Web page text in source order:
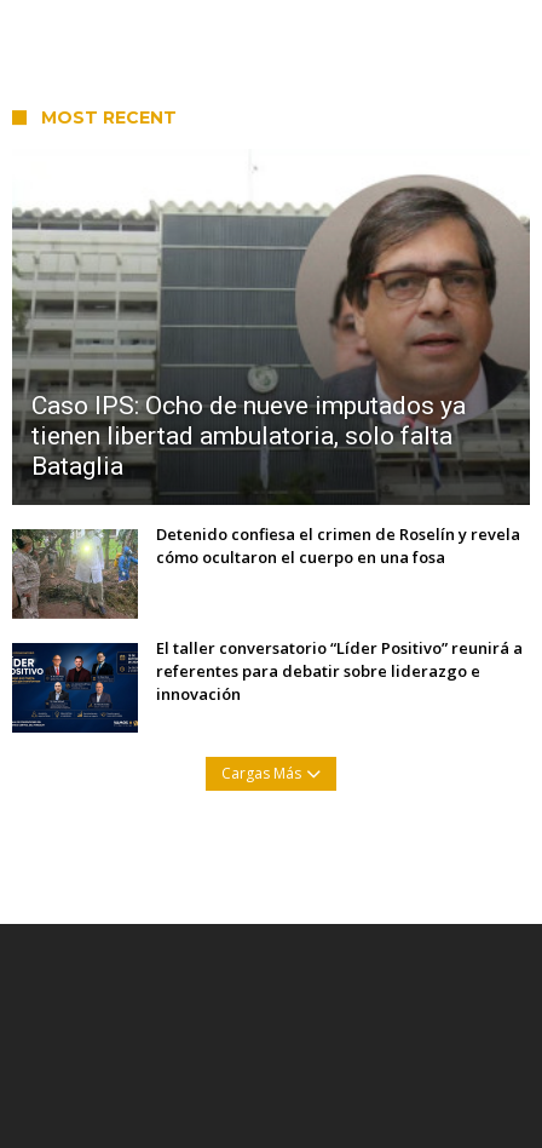
MOST RECENT
Caso IPS: Ocho de nueve imputados ya
tienen libertad ambulatoria, solo falta
Bataglia
Detenido confiesa el crimen de Roselín y revela
cómo ocultaron el cuerpo en una fosa
El taller conversatorio “Líder Positivo” reunirá a
referentes para debatir sobre liderazgo e
innovación
Cargas Más